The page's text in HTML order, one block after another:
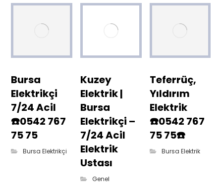
Bursa
Elektrikçi
7/24 Acil
☎️0542 767
75 75
Bursa Elektrikçi
Kuzey
Elektrik |
Bursa
Elektrikçi –
7/24 Acil
Elektrik
Ustası
Genel
Teferrüç,
Yıldırım
Elektrik
☎️0542 767
75 75☎️
Bursa Elektrik